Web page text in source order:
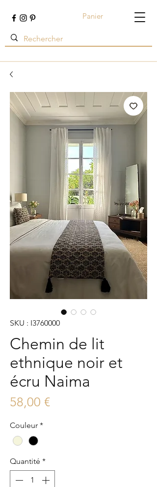
Panier
SKU : I3760000
Chemin de lit
ethnique noir et
écru Naima
58,00 €Prix
Couleur *
Quantité *